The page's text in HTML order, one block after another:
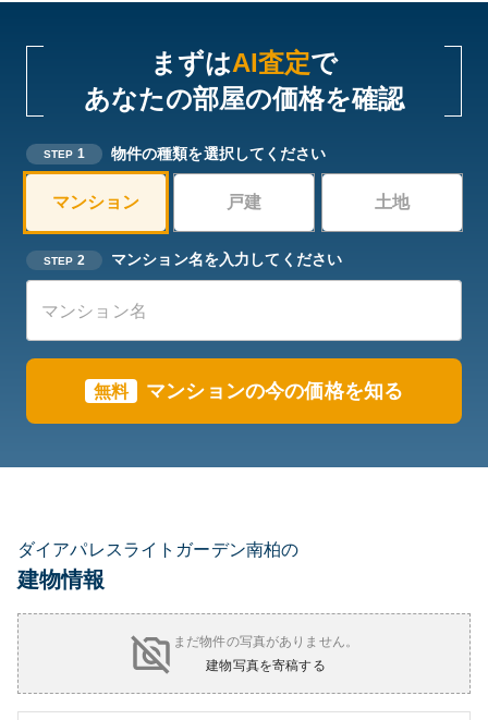
まずはAI査定で
あなたの部屋の価格を確認
STEP 1 物件の種類を選択してください
マンション 戸建 土地
STEP 2 マンション名を入力してください
無料 マンションの今の価格を知る
ダイアパレスライトガーデン南柏の
建物情報
まだ物件の写真がありません。
建物写真を寄稿する